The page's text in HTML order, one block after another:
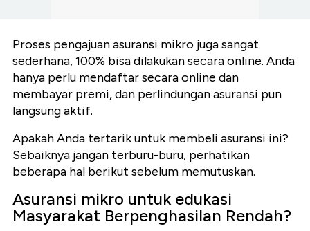
Proses pengajuan asuransi mikro juga sangat
sederhana, 100% bisa dilakukan secara online. Anda
hanya perlu mendaftar secara online dan
membayar premi, dan perlindungan asuransi pun
langsung aktif.
Apakah Anda tertarik untuk membeli asuransi ini?
Sebaiknya jangan terburu-buru, perhatikan
beberapa hal berikut sebelum memutuskan.
Asuransi mikro untuk edukasi
Masyarakat Berpenghasilan Rendah?